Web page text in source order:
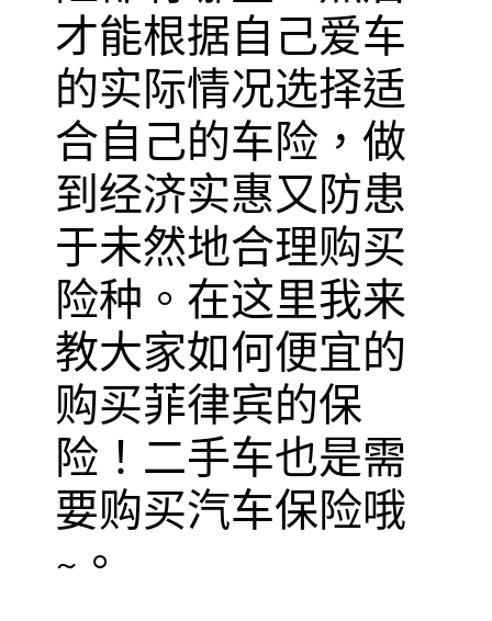
才能根据自己爱车
的实际情况选择适
合自己的车险，做
到经济实惠又防患
于未然地合理购买
险种。在这里我来
教大家如何便宜的
购买菲律宾的保
险！二手车也是需
要购买汽车保险哦
~。